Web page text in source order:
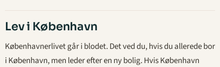
Lev i København
Københavnerlivet går i blodet. Det ved du, hvis du allerede bor
i København, men leder efter en ny bolig. Hvis København